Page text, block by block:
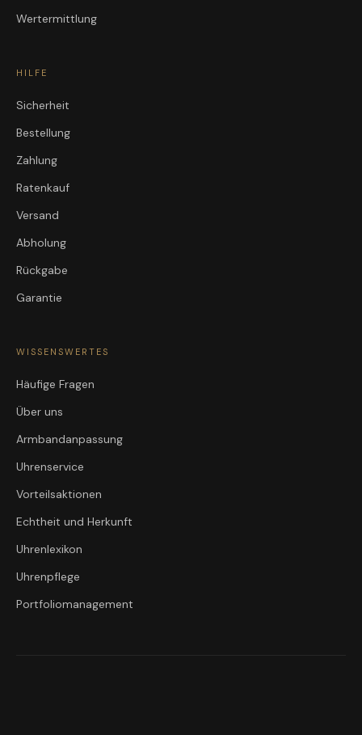
Wertermittlung
HILFE
Sicherheit
Bestellung
Zahlung
Ratenkauf
Versand
Abholung
Rückgabe
Garantie
WISSENSWERTES
Häufige Fragen
Über uns
Armbandanpassung
Uhrenservice
Vorteilsaktionen
Echtheit und Herkunft
Uhrenlexikon
Uhrenpflege
Portfoliomanagement